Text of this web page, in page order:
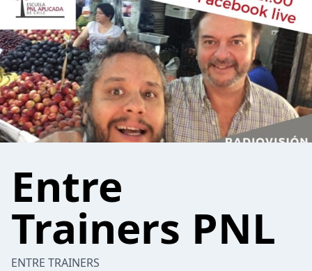
Entre
Trainers PNL
ENTRE TRAINERS